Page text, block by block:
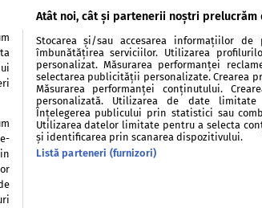
Politica de cookies Publicitate
Atât noi, cât și partenerii noștri prelucrăm
Stocarea și/sau accesarea informațiilor
îmbunătățirea serviciilor. Utilizarea
personalizat. Măsurarea performanței
selectarea publicității personalizate. Crearea
Măsurarea performanței conținutului.
personalizată. Utilizarea de date
Înțelegerea publicului prin statistici sau
Utilizarea datelor limitate pentru a selecta
și identificarea prin scanarea dispozitivului.
Listă parteneri (furnizori)